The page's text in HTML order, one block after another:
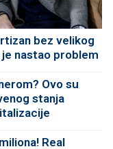
bez velikog
nastao problem
Ovo su
stanja
Real